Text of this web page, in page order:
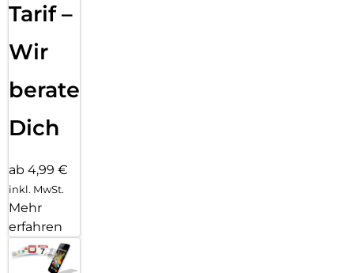
Tarif –
Wir
beraten
Dich
ab 4,99 €
inkl. MwSt.
Mehr
erfahren